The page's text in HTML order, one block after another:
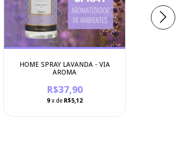
HOME SPRAY LAVANDA - VIA
AROMA
R$37,90
9 x de R$5,12